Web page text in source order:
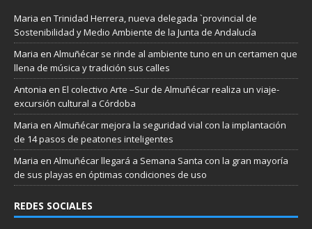
Maria en Trinidad Herrera, nueva delegada `provincial de
Sostenibilidad y Medio Ambiente de la Junta de Andalucía
Maria en Almuñécar se rinde al ambiente tuno en un certamen que
llena de música y tradición sus calles
Antonia en El colectivo Arte –Sur de Almuñécar realiza un viaje-
excursión cultural a Córdoba
Maria en Almuñécar mejora la seguridad vial con la implantación
de 14 pasos de peatones inteligentes
Maria en Almuñécar llegará a Semana Santa con la gran mayoría
de sus playas en óptimas condiciones de uso
REDES SOCIALES